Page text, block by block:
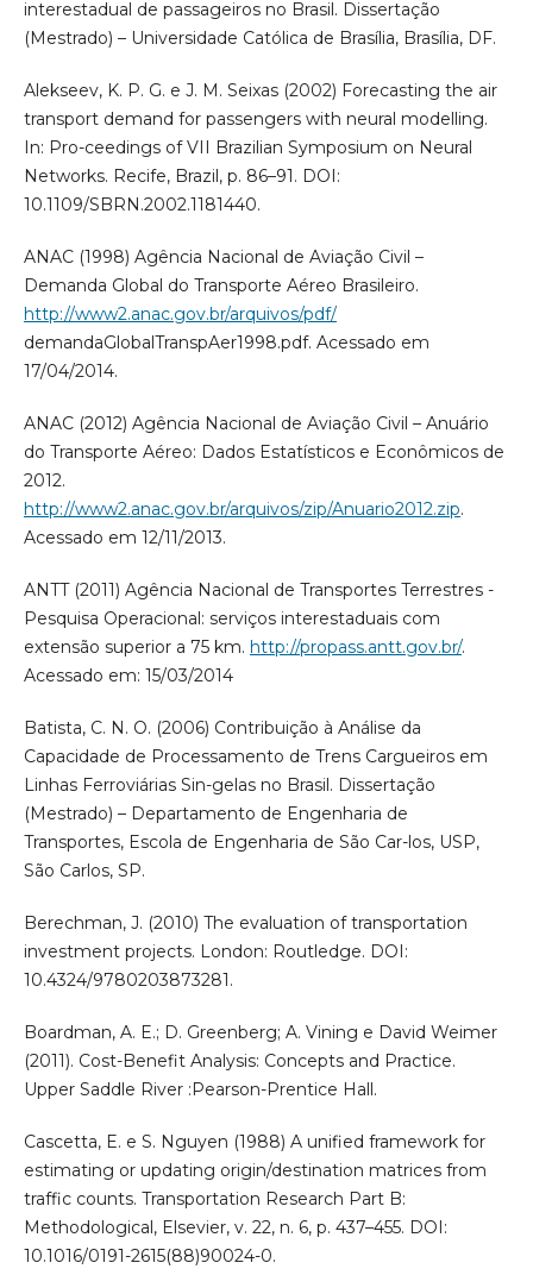
interestadual de passageiros no Brasil. Dissertação
(Mestrado) – Universidade Católica de Brasília, Brasília, DF.
Alekseev, K. P. G. e J. M. Seixas (2002) Forecasting the air
transport demand for passengers with neural modelling.
In: Pro-ceedings of VII Brazilian Symposium on Neural
Networks. Recife, Brazil, p. 86–91. DOI:
10.1109/SBRN.2002.1181440.
ANAC (1998) Agência Nacional de Aviação Civil –
Demanda Global do Transporte Aéreo Brasileiro.
http://www2.anac.gov.br/arquivos/pdf/
demandaGlobalTranspAer1998.pdf. Acessado em
17/04/2014.
ANAC (2012) Agência Nacional de Aviação Civil – Anuário
do Transporte Aéreo: Dados Estatísticos e Econômicos de
2012.
http://www2.anac.gov.br/arquivos/zip/Anuario2012.zip.
Acessado em 12/11/2013.
ANTT (2011) Agência Nacional de Transportes Terrestres -
Pesquisa Operacional: serviços interestaduais com
extensão superior a 75 km. http://propass.antt.gov.br/.
Acessado em: 15/03/2014
Batista, C. N. O. (2006) Contribuição à Análise da
Capacidade de Processamento de Trens Cargueiros em
Linhas Ferroviárias Sin-gelas no Brasil. Dissertação
(Mestrado) – Departamento de Engenharia de
Transportes, Escola de Engenharia de São Car-los, USP,
São Carlos, SP.
Berechman, J. (2010) The evaluation of transportation
investment projects. London: Routledge. DOI:
10.4324/9780203873281.
Boardman, A. E.; D. Greenberg; A. Vining e David Weimer
(2011). Cost-Benefit Analysis: Concepts and Practice.
Upper Saddle River :Pearson-Prentice Hall.
Cascetta, E. e S. Nguyen (1988) A unified framework for
estimating or updating origin/destination matrices from
traffic counts. Transportation Research Part B:
Methodological, Elsevier, v. 22, n. 6, p. 437–455. DOI:
10.1016/0191-2615(88)90024-0.